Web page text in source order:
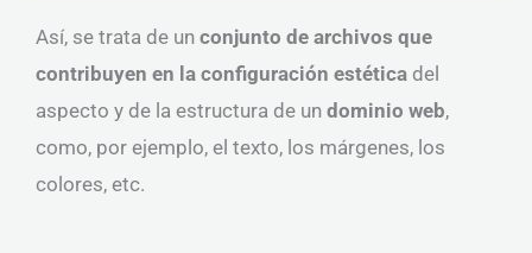
Así, se trata de un conjunto de archivos que
contribuyen en la configuración estética del
aspecto y de la estructura de un dominio web,
como, por ejemplo, el texto, los márgenes, los
colores, etc.